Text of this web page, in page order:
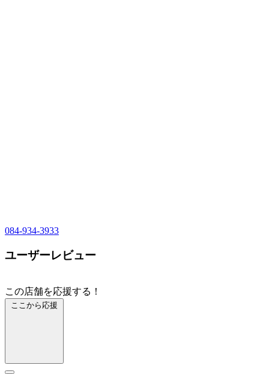
084-934-3933
ユーザーレビュー
この店舗を応援する！
ここから応援